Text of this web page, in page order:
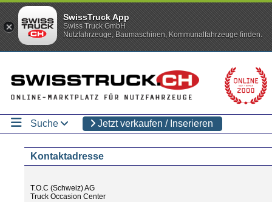
Suche Jetzt verkaufen / Inserieren
Kontaktadresse
T.O.C (Schweiz) AG
Truck Occasion Center
SwissTruck App
Swiss Truck GmbH
Nutzfahrzeuge, Baumaschinen, Kommunalfahrzeuge finden.